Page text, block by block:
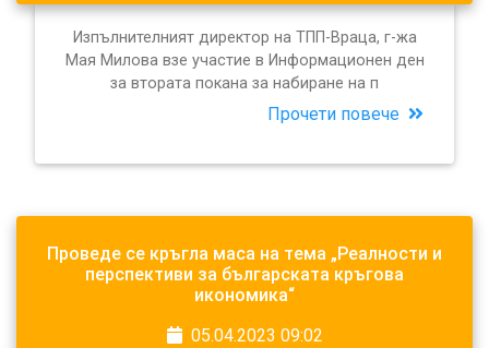
Изпълнителният директор на ТПП-Враца, г-жа
Мая Милова взе участие в Информационен ден
за втората покана за набиране на п
Прочети повече
Проведе се кръгла маса на тема „Реалности и
перспективи за българската кръгова
икономика“
05.04.2023 09:02